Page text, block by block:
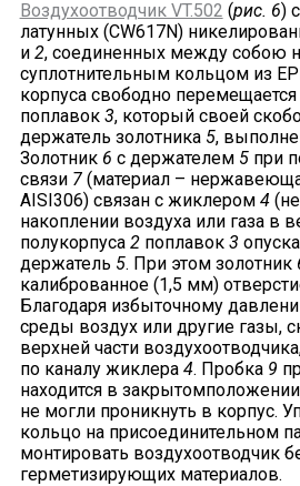
Воздухоотводчик VT.502 (рис. 6)
латунных (CW617N)
и 2, соединенных между собою
суплотнительным кольцом из
корпуса свободно
поплавок 3, который своей
держатель золотника 5,
Золотник 6 с держателем 5при
связи 7(материал –
AISI306) связан с жиклером 4
накоплении воздуха или газа в
полукорпуса 2поплавок 3
держатель 5. При этом золотник
калиброванное (1,5 мм)
Благодаря избыточному
среды воздух или другие газы,
верхней части
по каналу жиклера 4. Пробка 9
находится в
не могли проникнуть в корпус.
кольцо на присоединительном
монтировать воздухоотводчик
герметизирующих материалов.